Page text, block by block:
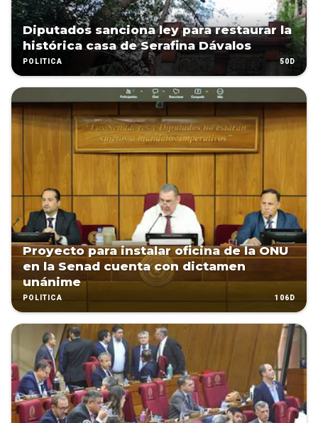
Diputados sanciona ley para restaurar la
histórica casa de Serafina Dávalos
POLÍTICA 50D
Proyecto para instalar oficina de la ONU
en la Senad cuenta con dictamen
unánime
POLÍTICA 106D